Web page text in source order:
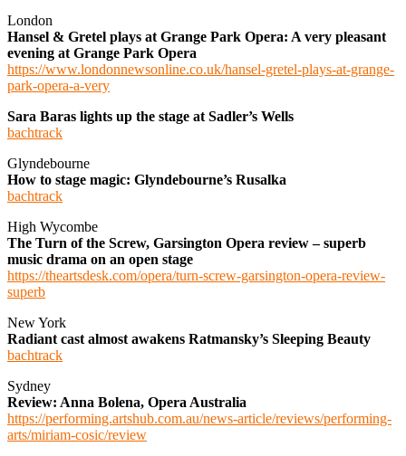
London
Hansel & Gretel plays at Grange Park Opera: A very pleasant
evening at Grange Park Opera
https://www.londonnewsonline.co.uk/hansel-gretel-plays-at-grange-
park-opera-a-very
Sara Baras lights up the stage at Sadler’s Wells
bachtrack
Glyndebourne
How to stage magic: Glyndebourne’s Rusalka
bachtrack
High Wycombe
The Turn of the Screw, Garsington Opera review – superb
music drama on an open stage
https://theartsdesk.com/opera/turn-screw-garsington-opera-review-
superb
New York
Radiant cast almost awakens Ratmansky’s Sleeping Beauty
bachtrack
Sydney
Review: Anna Bolena, Opera Australia
https://performing.artshub.com.au/news-article/reviews/performing-
arts/miriam-cosic/review